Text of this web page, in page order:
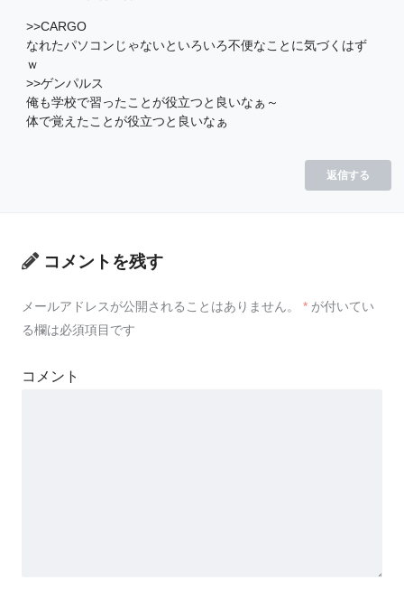
>>CARGO
なれたパソコンじゃないといろいろ不便なことに気づくはず
ｗ
>>ゲンパルス
俺も学校で習ったことが役立つと良いなぁ～
体で覚えたことが役立つと良いなぁ
返信する
コメントを残す
メールアドレスが公開されることはありません。 * が付いてい
る欄は必須項目です
コメント